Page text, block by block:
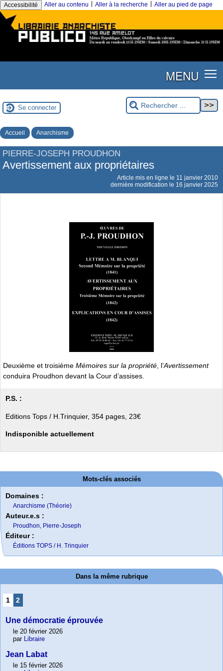
Accessibilité Aller au contenu Aller à la recherche Aller au pied de page
MENU
Se connecter
Accueil Anarchisme
PIERRE-JOSEPH PROUDHON
Avertissement aux propriétaires
Article mis en ligne le 11 janvier 2010
dernière modification le 16 janvier 2025
Deuxième et troisième Mémoires sur la propriété , l’Avertissement
conduira Proudhon devant la Cour d’assises.
P.S. :
Editions Tops / H.Trinquier, 354 pages, 23€
Indisponible actuellement
Mots-clés associés
Domaines :
Anarchisme (Théorie)
Auteur.e.s :
Proudhon, Pierre-Joseph
Éditeur :
Éditions TOPS / H. Trinquier
Dans la même rubrique
1 2
Une démocratie éprouvée
le 20 février 2026
par Libraire
Jean Labat
le 15 février 2026